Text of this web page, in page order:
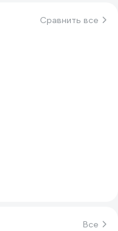
Сравнить все
Все